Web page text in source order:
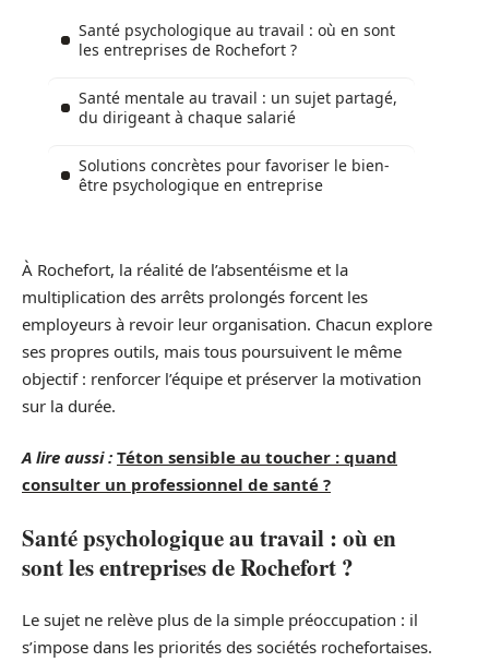
Santé psychologique au travail : où en sont
les entreprises de Rochefort ?
Santé mentale au travail : un sujet partagé,
du dirigeant à chaque salarié
Solutions concrètes pour favoriser le bien-
être psychologique en entreprise
À Rochefort, la réalité de l’absentéisme et la
multiplication des arrêts prolongés forcent les
employeurs à revoir leur organisation. Chacun explore
ses propres outils, mais tous poursuivent le même
objectif : renforcer l’équipe et préserver la motivation
sur la durée.
A lire aussi : Téton sensible au toucher : quand
consulter un professionnel de santé ?
Santé psychologique au travail : où en
sont les entreprises de Rochefort ?
Le sujet ne relève plus de la simple préoccupation : il
s’impose dans les priorités des sociétés rochefortaises.